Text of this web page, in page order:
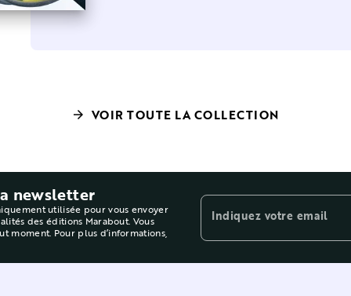
arrow_forward VOIR TOUTE LA COLLECTION
newsletter
utilisée pour vous envoyer
des éditions Marabout. Vous
moment. Pour plus d’informations,
Indiquez votre email